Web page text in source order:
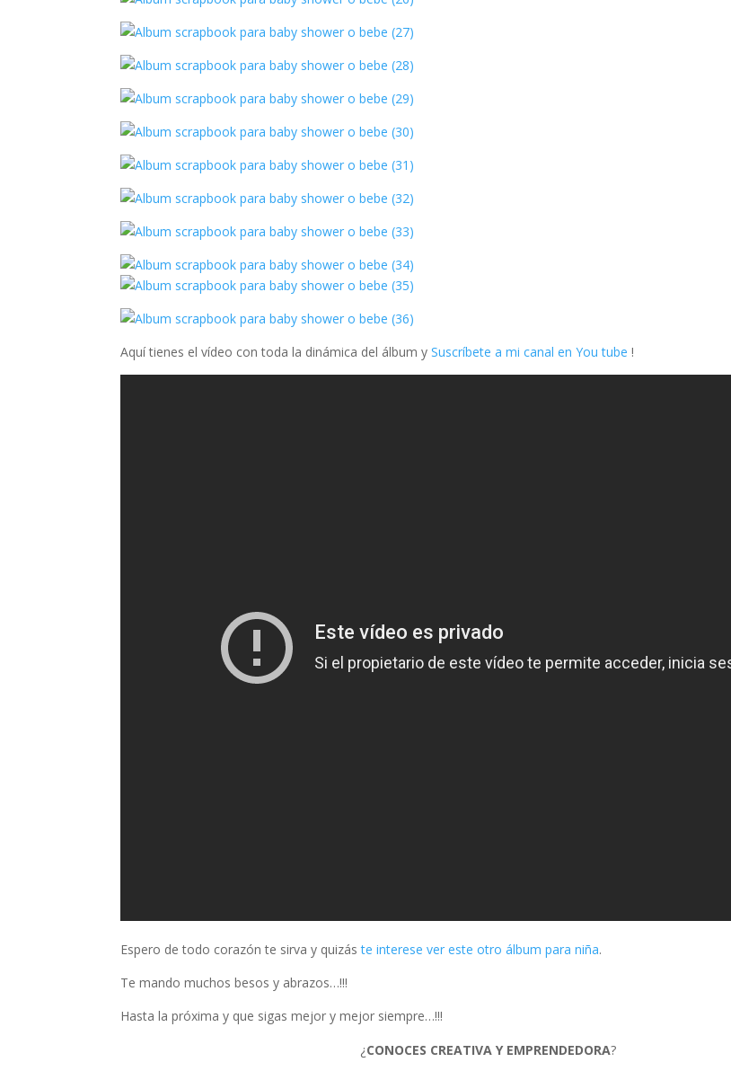
Aquí tienes el vídeo con toda la dinámica del álbum ySuscríbete a mi canal en You tube !
Espero de todo corazón te sirva y quizáste interese ver este otro álbum para niña.
Te mando muchos besos y abrazos…!!!
Hasta la próxima y que sigas mejor y mejor siempre…!!!
¿CONOCES CREATIVA Y EMPRENDEDORA?